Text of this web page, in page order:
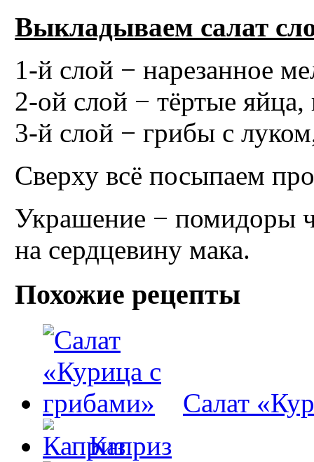
Выкладываем салат
1-й слой − нарезанное
2-ой слой − тёртые
3-й слой − грибы с
Сверху всё посыпаем
Украшение − помидоры
на сердцевину мака.
Похожие рецепты
Салат
Каприз